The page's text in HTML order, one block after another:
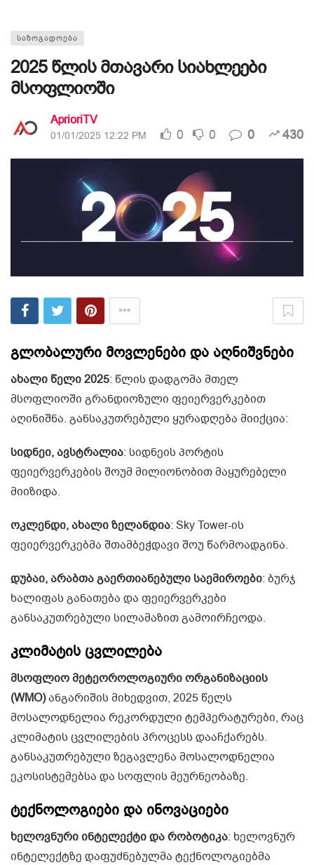
ᲡᲐᲖᲝᲒᲐᲓᲝᲔᲑᲐ
2025 წლის მთავარი სიახლეები
მსოფლიოში
AprioriTV
01/01/2025 12:22 PM 0 0 0 430
გლობალური მოვლენები და აღნიშვნები
ახალი წელი 2025: წლის დადგომა მთელ
მსოფლიოში გრანდიოზული ფეიერვერკებით
აღინიშნა. განსაკუთრებული ყურადღება მიიქცია:
სიდნეი, ავსტრალია: სიდნეის პორტის
ფეიერვერკების შოუმ მილიონობით მაყურებელი
მიიზიდა.
ოკლენდი, ახალი ზელანდია: Sky Tower-ის
ფეიერვერკებმა შთამბეჭდავი შოუ წარმოადგინა.
დუბაი, არაბთა გაერთიანებული საემიროები: ბურჯ
ხალიფას განათება და ფეიერვერკები
განსაკუთრებული სილამაზით გამოირჩეოდა.
კლიმატის ცვლილება
მსოფლიო მეტეოროლოგიური ორგანიზაციის
(WMO)ანგარიშის მიხედვით, 2025 წელს
მოსალოდნელია რეკორდული ტემპერატურები, რაც
კლიმატის ცვლილების პროცესს დააჩქარებს.
განსაკუთრებული ზეგავლენა მოსალოდნელია
ეკოსისტემებსა და სოფლის მეურნეობაზე.
ტექნოლოგიები და ინოვაციები
ხელოვნური ინტელექტი და რობოტიკა: ხელოვნურ
ინტელექტზე დაფუძნებულმა ტექნოლოგიებმა